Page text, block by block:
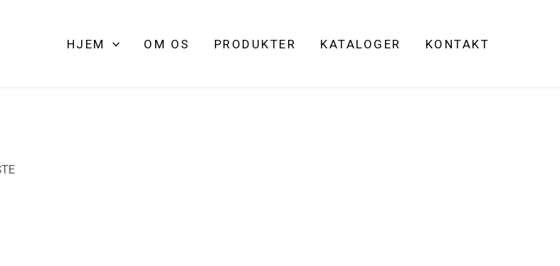
HJEM OM OS PRODUKTER KATALOGER KONTAKT